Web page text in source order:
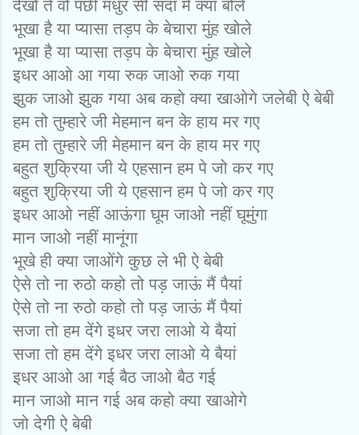
भूखा है या प्‍यासा तड़प के बेचारा मुंह खोले
भूखा है या प्‍यासा तड़प के बेचारा मुंह खोले
इधर आओ आ गया रुक जाओ रुक गया
झुक जाओ झुक गया अब कहो क्‍या खाओगे जलेबी ऐ बेबी
हम तो तुम्‍हारे जी मेहमान बन के हाय मर गए
हम तो तुम्‍हारे जी मेहमान बन के हाय मर गए
बहुत शुक्रिया जी ये एहसान हम पे जो कर गए
बहुत शुक्रिया जी ये एहसान हम पे जो कर गए
इधर आओ नहीं आऊंगा घूम जाओ नहीं घूमुंगा
मान जाओ नहीं मानूंगा
भूखे ही क्‍या जाओंगे कुछ ले भी ऐ बेबी
ऐसे तो ना रुठो कहो तो पड़ जाऊं मैं पैयां
ऐसे तो ना रुठो कहो तो पड़ जाऊं मैं पैयां
सजा तो हम देंगे इधर जरा लाओ ये बैयां
सजा तो हम देंगे इधर जरा लाओ ये बैयां
इधर आओ आ गई बैठ जाओ बैठ गई
मान जाओ मान गई अब कहो क्‍या खाओगे
जो देगी ऐ बेबी